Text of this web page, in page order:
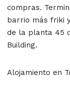
compras.
barrio más friki
de la planta 45
Building.
Alojamiento en